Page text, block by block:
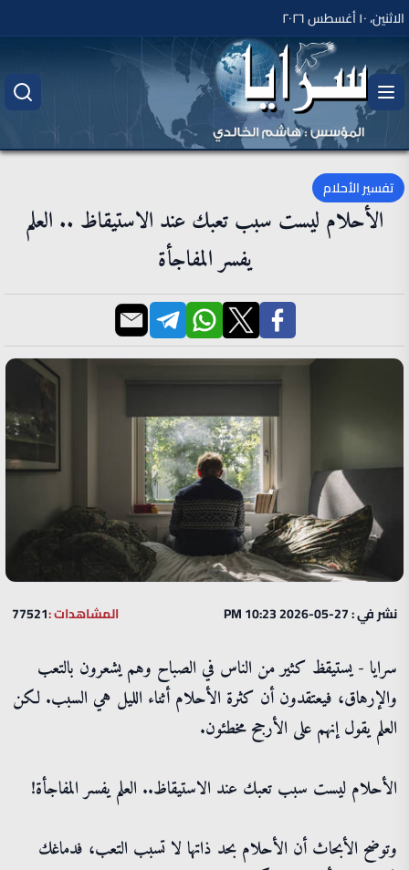
الاثنين، ١٠ أغسطس ٢٠٢٦
تفسير الأحلام
الأحلام ليست سبب تعبك عند الاستيقاظ .. العلم
يفسر المفاجأة
نشر في : 27-05-2026 10:23 PM المشاهدات :77521
سرايا - يستيقظ كثير من الناس في الصباح وهم يشعرون بالتعب
والإرهاق، فيعتقدون أن كثرة الأحلام أثناء الليل هي السبب. لكن
العلم يقول إنهم على الأرجح مخطئون.
الأحلام ليست سبب تعبك عند الاستيقاظ.. العلم يفسر المفاجأة!
وتوضح الأبحاث أن الأحلام بحد ذاتها لا تسبب التعب، فدماغك